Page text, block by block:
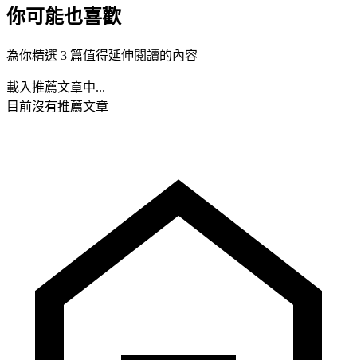
你可能也喜歡
為你精選 3 篇值得延伸閱讀的內容
載入推薦文章中...
目前沒有推薦文章